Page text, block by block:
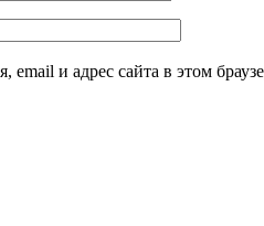
email и адрес сайта в этом